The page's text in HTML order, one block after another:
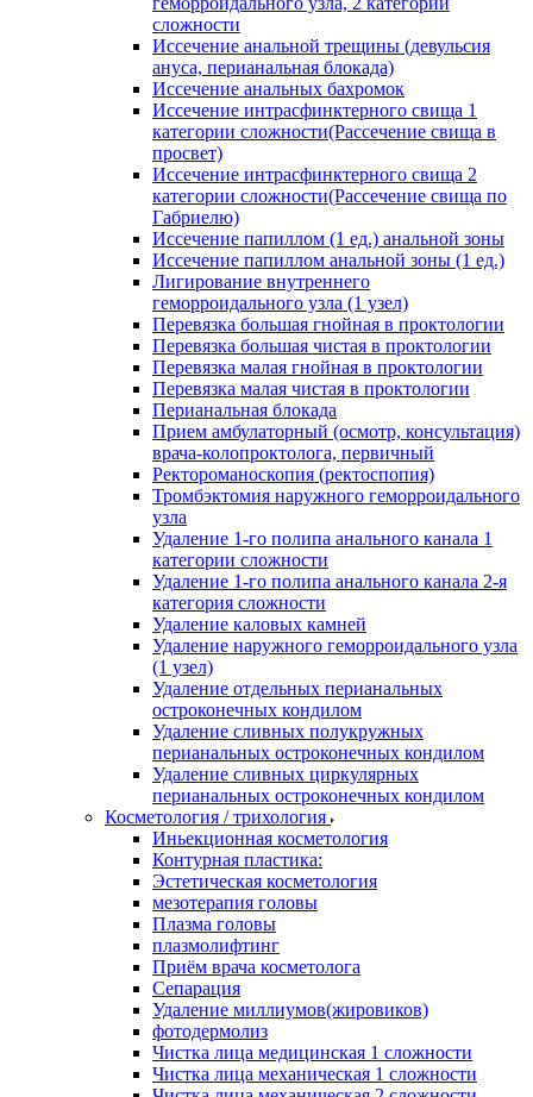
сложности
Иссечение анальной трещины (девульсия
ануса, перианальная блокада)
Иссечение анальных бахромок
Иссечение интрасфинктерного свища 1
категории сложности(Рассечение свища в
просвет)
Иссечение интрасфинктерного свища 2
категории сложности(Рассечение свища по
Габриелю)
Иссечение папиллом (1 ед.) анальной зоны
Иссечение папиллом анальной зоны (1 ед.)
Лигирование внутреннего
геморроидального узла (1 узел)
Перевязка большая гнойная в проктологии
Перевязка большая чистая в проктологии
Перевязка малая гнойная в проктологии
Перевязка малая чистая в проктологии
Перианальная блокада
Прием амбулаторный (осмотр, консультация)
врача-колопроктолога, первичный
Ректороманоскопия (ректоспопия)
Тромбэктомия наружного геморроидального
узла
Удаление 1-го полипа анального канала 1
категории сложности
Удаление 1-го полипа анального канала 2-я
категория сложности
Удаление каловых камней
Удаление наружного геморроидального узла
(1 узел)
Удаление отдельных перианальных
остроконечных кондилом
Удаление сливных полукружных
перианальных остроконечных кондилом
Удаление сливных циркулярных
перианальных остроконечных кондилом
Косметология / трихология
Иньекционная косметология
Контурная пластика:
Эстетическая косметология
мезотерапия головы
Плазма головы
плазмолифтинг
Приём врача косметолога
Сепарация
Удаление миллиумов(жировиков)
фотодермолиз
Чистка лица медицинская 1 сложности
Чистка лица механическая 1 сложности